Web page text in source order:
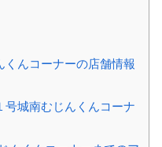
んコーナーの店舗情報
号城南むじんくんコーナ